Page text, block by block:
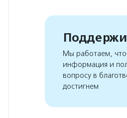
Мы работаем,
информация и
вопросу в
достигнем